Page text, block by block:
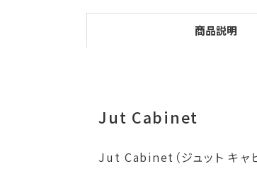
商品説明
Jut Cabinet
Jut Cabinet（ジュット キャ